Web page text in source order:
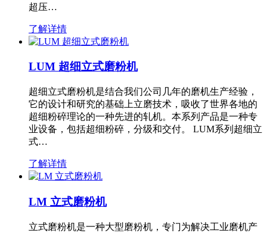
超压…
了解详情
LUM 超细立式磨粉机
超细立式磨粉机是结合我们公司几年的磨机生产经验，
它的设计和研究的基础上立磨技术，吸收了世界各地的
超细粉碎理论的一种先进的轧机。本系列产品是一种专
业设备，包括超细粉碎，分级和交付。 LUM系列超细立
式…
了解详情
LM 立式磨粉机
立式磨粉机是一种大型磨粉机，专门为解决工业磨机产